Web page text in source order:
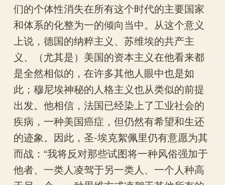
们的个体性消失在所有这个时代的主要国家
和体系的化整为一的倾向当中。从这个意义
上说，德国的纳粹主义、苏维埃的共产主
义、（尤其是）美国的资本主义在他看来都
是全然相似的，在许多其他人眼中也是如
此；穆尼埃神秘的人格主义也从类似的前提
出发。他相信，法国已经染上了工业社会的
疾病，一种美国癌症，但仍然有希望和生还
的迹象。因此，圣-埃克絮佩里仍有意愿为其
而战：“我将反对那些试图将一种风俗强加于
他者、一类人凌驾于另一类人、一个人种高